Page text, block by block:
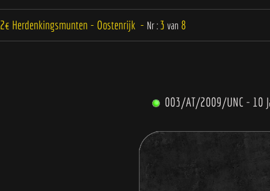
2€ Herdenkingsmunten - Oostenrijk - Nr :3 van 8